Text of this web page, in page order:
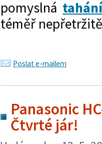
pomyslná
téměř
Poslat e-mailem
Panasonic
Čtvrté jár!